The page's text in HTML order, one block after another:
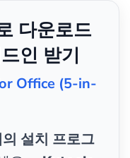
다운로드
인 받기
Office (5-in-
설치 프로그